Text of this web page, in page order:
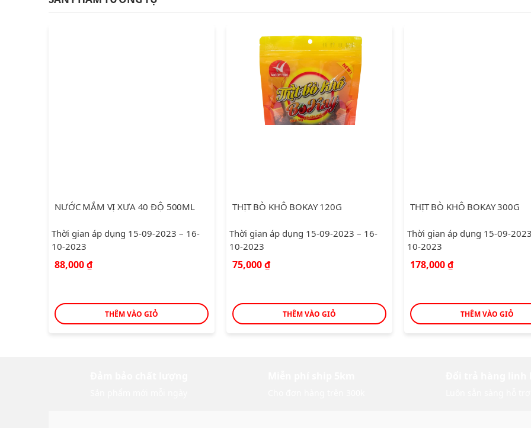
NƯỚC MẮM VỊ XƯA 40 ĐỘ 500ML
Thời gian áp dụng 15-09-2023 – 16-
10-2023
88,000₫
THÊM VÀO GIỎ
THỊT BÒ KHÔ BOKAY 120G
Thời gian áp dụng 15-09-2023 – 16-
10-2023
75,000₫
THÊM VÀO GIỎ
THỊT BÒ KHÔ BOKAY 300G
Thời gian áp dụng 15-09-
10-2023
178,000₫
THÊM VÀO GIỎ